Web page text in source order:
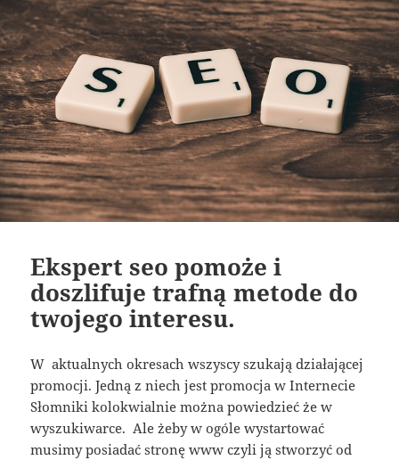
Ekspert seo pomoże i
doszlifuje trafną metode do
twojego interesu.
W aktualnych okresach wszyscy szukają działającej
promocji. Jedną z niech jest promocja w Internecie
Słomniki kolokwialnie można powiedzieć że w
wyszukiwarce. Ale żeby w ogóle wystartować
musimy posiadać stronę www czyli ją stworzyć od